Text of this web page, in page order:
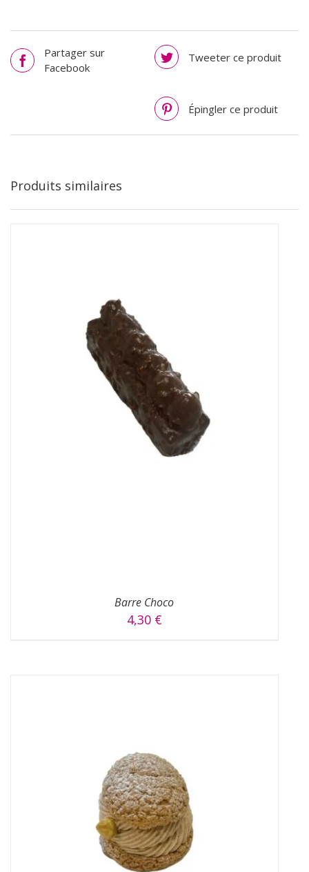
Partager sur
Facebook
Tweeter ce produit
Épingler ce produit
Produits similaires
AJOUTER AU PANIER /
Barre Choco
4,30 €